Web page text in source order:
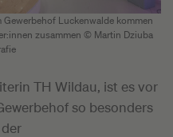
Luckenwalde kommen
zusammen © Martin Dziuba
TH Wildau, ist es vor
so besonders